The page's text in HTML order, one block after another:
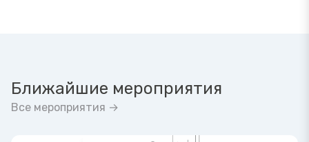
Ближайшие мероприятия
Все мероприятия →